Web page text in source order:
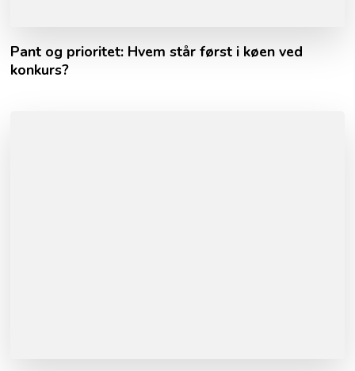
Pant og prioritet: Hvem står først i køen ved
konkurs?